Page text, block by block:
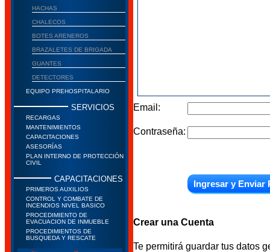
HACHAS
CHALECOS
BOTES ARENEROS
BRAZALETES DE BRIGADA
GUANTES
DETECTORES
EQUIPO PREHOSPITALARIO
SERVICIOS
RECARGAS
MANTENIMIENTOS
CAPACITACIONES
ASESORÍAS
PLAN INTERNO DE PROTECCIÓN
CIVIL
CAPACITACIONES
PRIMEROS AUXILIOS
CONTROL Y COMBATE DE
INCENDIOS NIVEL BASICO
PROCEDIMIENTO DE
EVACUACION DE INMUEBLE
PROCEDIMIENTOS DE
BUSQUEDA Y RESCATE
Email:
Contraseña:
Crear una Cuenta
Te permitirá guardar tus datos